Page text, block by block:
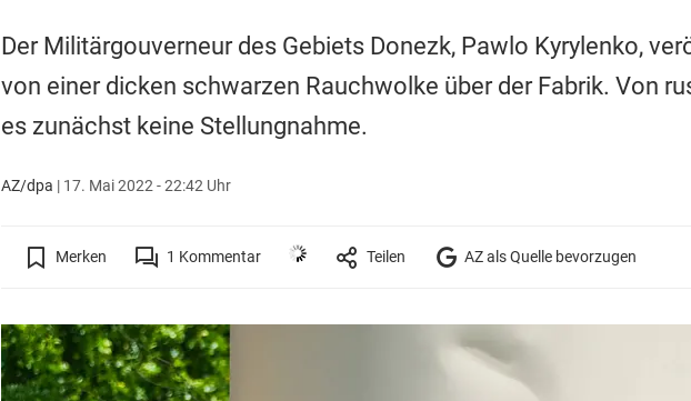
Der Militärgouverneur des Gebiets Donezk, Pawlo Kyrylenko,
von einer dicken schwarzen Rauchwolke über der Fabrik. Von
es zunächst keine Stellungnahme.
AZ/dpa | 17. Mai 2022 - 22:42 Uhr
Merken 1 Kommentar Teilen AZ als Quelle bevorzugen